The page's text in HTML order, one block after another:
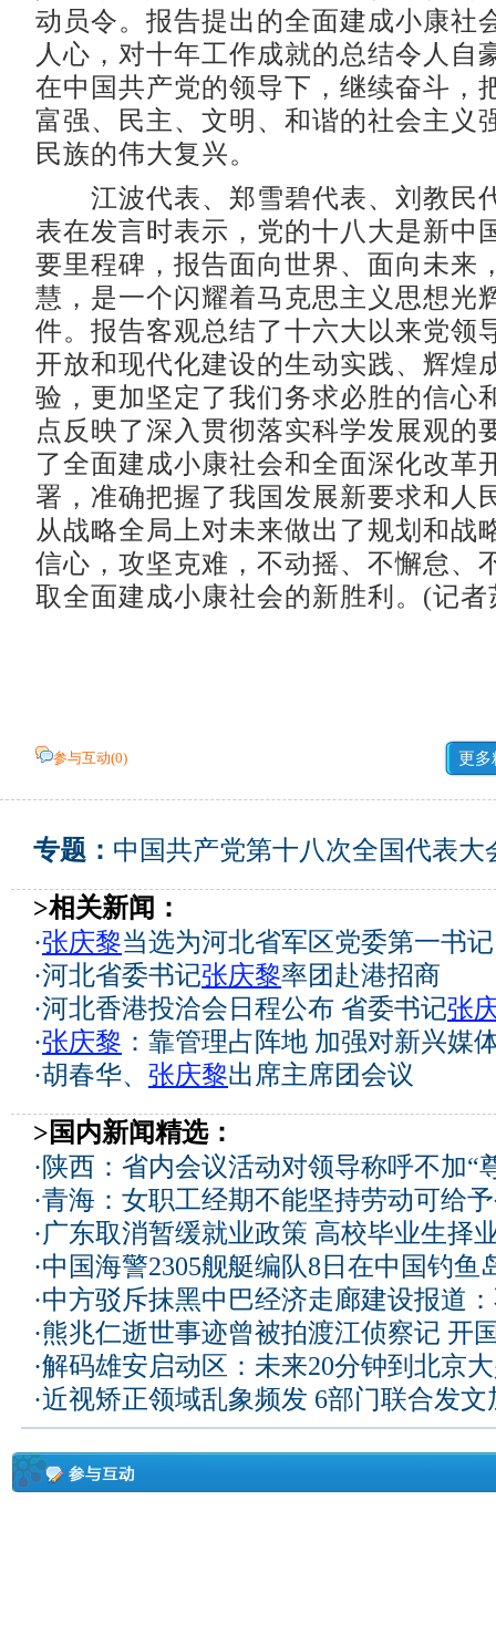
动员令。报告提出的全面建成小康社
人心，对十年工作成就的总结令人自
在中国共产党的领导下，继续奋斗，
富强、民主、文明、和谐的社会主义
民族的伟大复兴。
江波代表、郑雪碧代表、刘教民
表在发言时表示，党的十八大是新中
要里程碑，报告面向世界、面向未来
慧，是一个闪耀着马克思主义思想光
件。报告客观总结了十六大以来党领
开放和现代化建设的生动实践、辉煌
验，更加坚定了我们务求必胜的信心
点反映了深入贯彻落实科学发展观的
了全面建成小康社会和全面深化改革
署，准确把握了我国发展新要求和人
从战略全局上对未来做出了规划和战
信心，攻坚克难，不动摇、不懈怠、
取全面建成小康社会的新胜利。(记
参与互动(0) 更多
专题： 中国共产党第十八次全国代表大
>相关新闻：
·张庆黎当选为河北省军区党委第一书记
·河北省委书记张庆黎率团赴港招商
·河北香港投洽会日程公布 省委书记张
·张庆黎 ：靠管理占阵地 加强对新兴媒
·胡春华、 张庆黎出席主席团会议
>国内新闻精选：
· 陕西：省内会议活动对领导称呼不加“
·青海：女职工经期不能坚持劳动可给
·广东取消暂缓就业政策 高校毕业生择
·中国海警2305舰艇编队8日在中国钓鱼
·中方驳斥抹黑中巴经济走廊建设报道
·熊兆仁逝世事迹曾被拍渡江侦察记 开
·解码雄安启动区：未来20分钟到北京
·近视矫正领域乱象频发 6部门联合发文